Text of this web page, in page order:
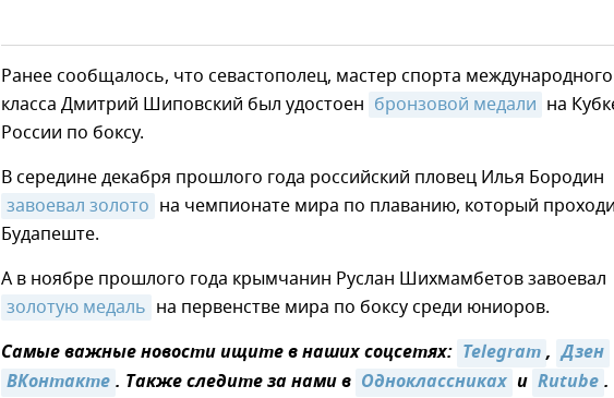
Ранее сообщалось, что севастополец, мастер спорта международного
класса Дмитрий Шиповский был удостоен бронзовой медали на
России по боксу.
В середине декабря прошлого года российский пловец Илья Бородин
завоевал золото на чемпионате мира по плаванию, который
Будапеште.
А в ноябре прошлого года крымчанин Руслан Шихмамбетов завоевал
золотую медаль на первенстве мира по боксу среди юниоров.
Самые важные новости ищите в наших соцсетях: Telegram, Дзен
ВКонтакте. Также следите за нами в Одноклассниках и Rutube.